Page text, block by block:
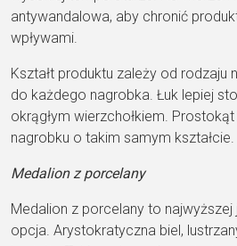
antywandalowa, aby chronić
wpływami.
Kształt produktu zależy od rodzaju
do każdego nagrobka. Łuk lepiej
okrągłym wierzchołkiem.
nagrobku o takim samym kształcie.
Medalion z porcelany
Medalion z porcelany to
opcja. Arystokratyczna biel,